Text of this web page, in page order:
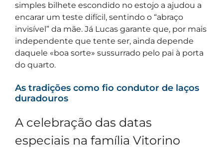
simples bilhete escondido no estojo a ajudou a
encarar um teste difícil, sentindo o “abraço
invisível” da mãe. Já Lucas garante que, por mais
independente que tente ser, ainda depende
daquele «boa sorte» sussurrado pelo pai à porta
do quarto.
As tradições como fio condutor de laços
duradouros
A celebração das datas
especiais na família Vitorino